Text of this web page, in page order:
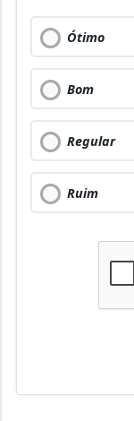
Ótimo
Bom
Regular
Ruim